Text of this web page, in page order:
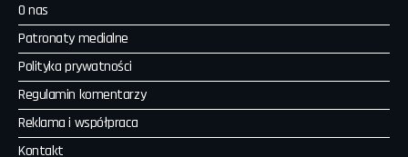
O nas
Patronaty medialne
Polityka prywatności
Regulamin komentarzy
Reklama i współpraca
Kontakt